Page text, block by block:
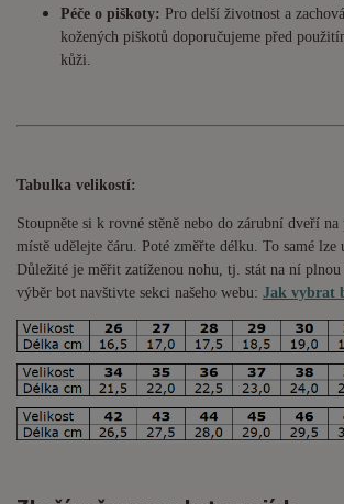
Péče o piškoty: Pro delší životnost a
kožených piškotů doporučujeme před
kůži.
Tabulka velikostí:
Stoupněte si k rovné stěně nebo do zárubní dveří na
místě udělejte čáru. Poté změřte délku. To samé lze
Důležité je měřit zatíženou nohu, tj. stát na ní
výběr bot navštivte sekci našeho webu: Jak vybrat